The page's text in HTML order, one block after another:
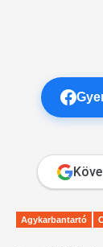
Agykarbantartó